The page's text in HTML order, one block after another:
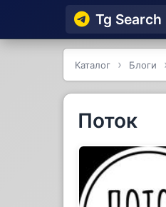
Tg Searсh
Каталог Блоги
Поток